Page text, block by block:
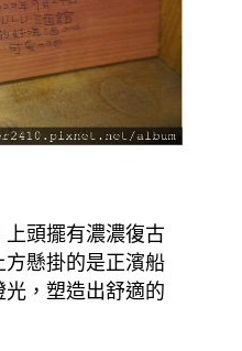
頭擺有濃濃復古
懸掛的是正濱船
，塑造出舒適的